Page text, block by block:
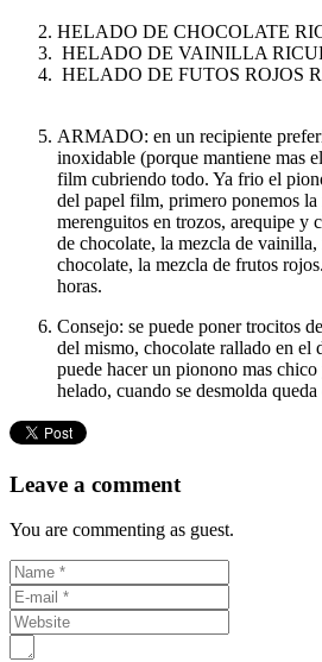
HELADO DE CHOCOLATE
HELADO DE VAINILLA
HELADO DE FUTOS ROJOS
ARMADO: en un recipiente
inoxidable (porque mantiene mas
film cubriendo todo. Ya frio el
del papel film, primero ponemos la
merenguitos en trozos, arequipe y
de chocolate, la mezcla de
chocolate, la mezcla de frutos
horas.
Consejo: se puede poner trocitos
del mismo, chocolate rallado en el
puede hacer un pionono mas
helado, cuando se desmolda
Leave a comment
You are commenting as guest.